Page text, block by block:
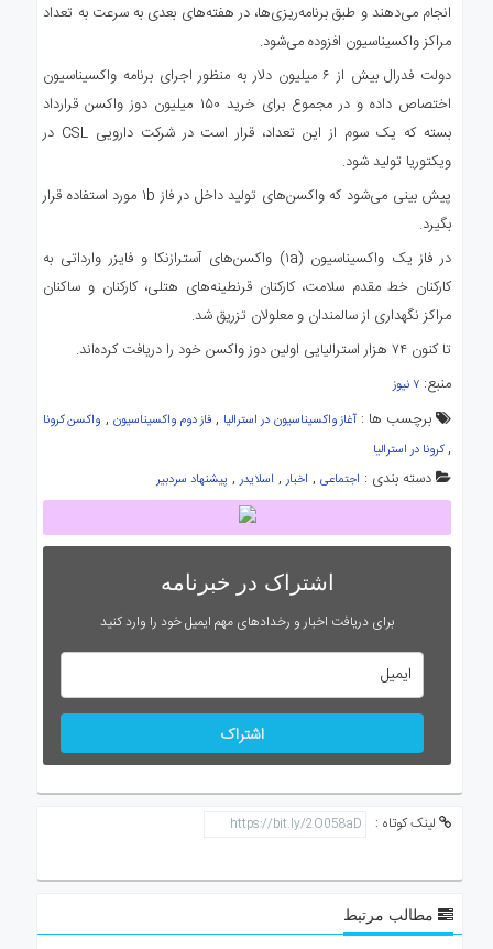
انجام می‌دهند و طبق برنامه‌ریزی‌ها، در هفته‌های بعدی به سرعت به تعداد
مراکز واکسیناسیون افزوده می‌شود.
دولت فدرال بیش از ۶ میلیون دلار به منظور اجرای برنامه واکسیناسیون
اختصاص داده و در مجموع برای خرید ۱۵۰ میلیون دوز واکسن قرارداد
بسته که یک سوم از این تعداد، قرار است در شرکت دارویی CSL در
ویکتوریا تولید شود.
پیش بینی می‌شود که واکسن‌های تولید داخل در فاز ۱b مورد استفاده قرار
بگیرد.
در فاز یک واکسیناسیون (۱a) واکسن‌های آسترازنکا و فایزر وارداتی به
کارکنان خط مقدم سلامت، کارکنان قرنطینه‌های هتلی، کارکنان و ساکنان
مراکز نگهداری از سالمندان و معلولان تزریق شد.
تا کنون ۷۴ هزار استرالیایی اولین دوز واکسن خود را دریافت کرده‌اند.
منبع: ۷ نیوز
برچسب ها :آغاز واکسیناسیون در استرالیا ,فاز دوم واکسیناسیون , واکسن کرونا
,کرونا در استرالیا
دسته بندی : اجتماعی, اخبار, اسلایدر, پیشنهاد سردبیر
اشتراک در خبرنامه
برای دریافت اخبار و رخدادهای مهم ایمیل خود را وارد کنید
اشتراک
لینک کوتاه :
مطالب مرتبط